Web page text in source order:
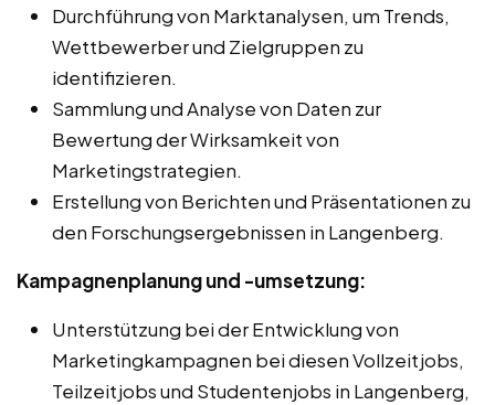
Durchführung von Marktanalysen, um Trends,
Wettbewerber und Zielgruppen zu
identifizieren.
Sammlung und Analyse von Daten zur
Bewertung der Wirksamkeit von
Marketingstrategien.
Erstellung von Berichten und Präsentationen zu
den Forschungsergebnissen in Langenberg.
Kampagnenplanung und -umsetzung:
Unterstützung bei der Entwicklung von
Marketingkampagnen bei diesen Vollzeitjobs,
Teilzeitjobs und Studentenjobs in Langenberg,